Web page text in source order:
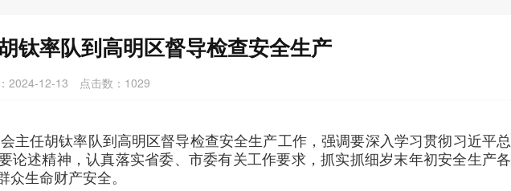
钛率队到高明区督导检查安全生产
2024-12-13 点击数： 1029
主任胡钛率队到高明区督导检查安全生产工作，强调要深入学习贯彻习近平总
论述精神，认真落实省委、市委有关工作要求，抓实抓细岁末年初安全生产各
生命财产安全。